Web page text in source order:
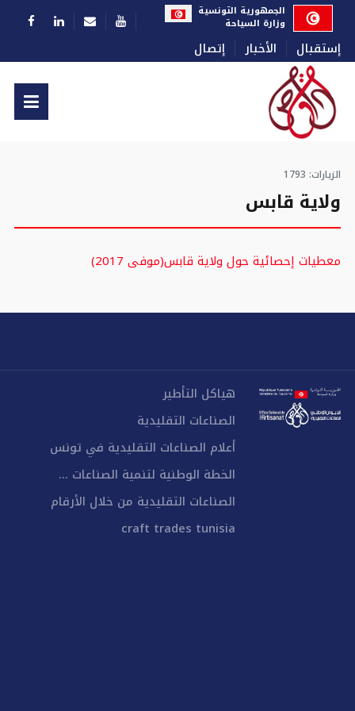
إستقبال الأخبار إتصال
اختر لغتكالجمهورية التونسية
وزارة السياحة
الزيارات: 1793
ولاية قابس
معطيات إحصائية حول ولاية قابس(موفى 2017)
هياكل التأطير
الصناعات التقليدية
أعلام الصناعات التقليدية في تونس
الخطة الوطنية لتنمية الصناعات ...
الصناعات التقليدية من خلال الأرقام
craft trades tunisia